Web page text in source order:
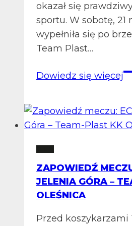
okazał się
sportu. W sobotę, 21
wypełniła się po
Team Plast…
Dowiedz się więcej
w
ZAPOWIEDŹ
JELENIA GÓRA –
OLEŚNICA
Przed koszykarzami